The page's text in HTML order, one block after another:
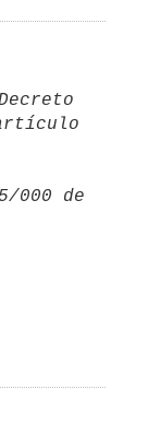
000 de